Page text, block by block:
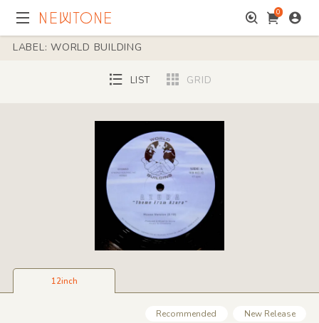
0
LABEL: WORLD BUILDING
LIST GRID
12inch
Recommended New Release